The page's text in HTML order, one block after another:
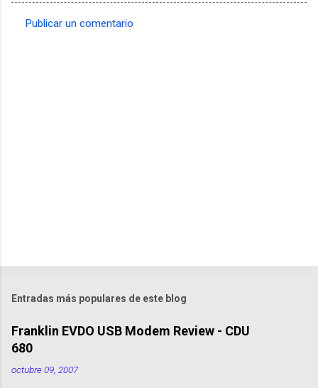
Publicar un comentario
Entradas más populares de este blog
Franklin EVDO USB Modem Review - CDU
680
octubre 09, 2007